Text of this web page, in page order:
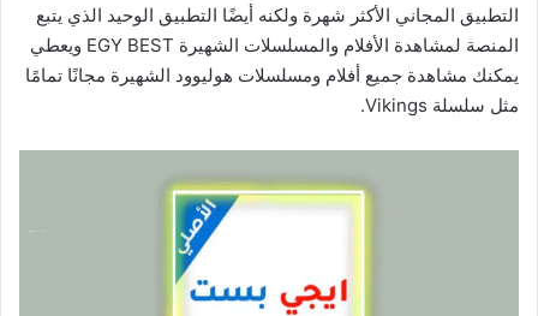
التطبيق المجاني الأكثر شهرة ولكنه أيضًا التطبيق الوحيد الذي يتبع
المنصة لمشاهدة الأفلام والمسلسلات الشهيرة EGY BEST ويعطي
يمكنك مشاهدة جميع أفلام ومسلسلات هوليوود الشهيرة مجانًا تمامًا
مثل سلسلة ‎Vikings.